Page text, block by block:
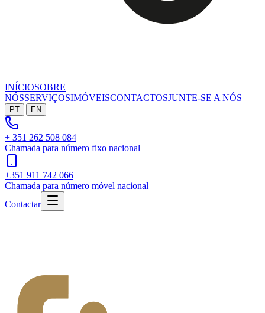
INÍCIOSOBRE
NÓSSERVIÇOSIMÓVEISCONTACTOSJUNTE-SE A NÓS
PT | EN
+ 351 262 508 084
Chamada para número fixo nacional
+351 911 742 066
Chamada para número móvel nacional
Contactar